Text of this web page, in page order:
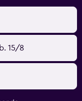
15/8